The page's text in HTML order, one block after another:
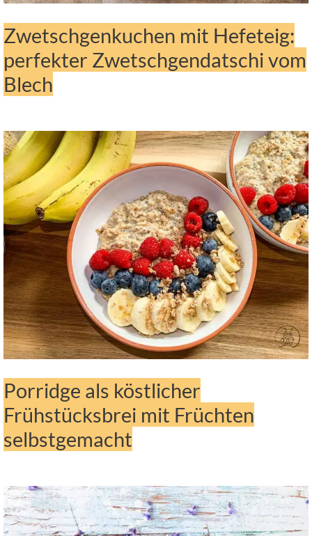
Zwetschgenkuchen mit Hefeteig:
perfekter Zwetschgendatschi vom
Blech
Porridge als köstlicher
Frühstücksbrei mit Früchten
selbstgemacht